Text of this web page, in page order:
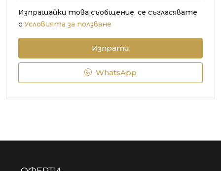
Изпращайки това съобщение, се съгласявате
с Условията за ползване
Изпрати
WhatsApp